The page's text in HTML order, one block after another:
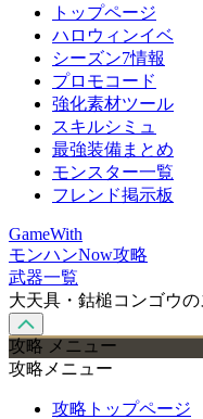
トップページ
ハロウィンイベ
シーズン7情報
プロモコード
強化素材ツール
スキルシミュ
最強装備まとめ
モンスター一覧
フレンド掲示板
GameWith
モンハンNow攻略
武器一覧
大天具・鈷槌コンゴウ
攻略 メニュー
攻略メニュー
攻略トップページ